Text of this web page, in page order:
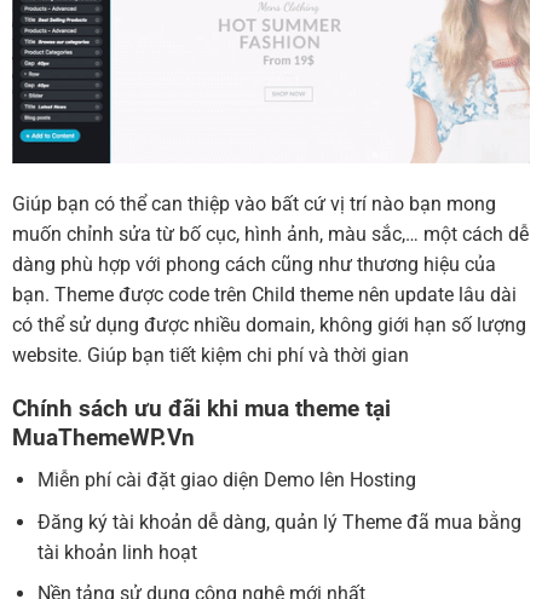
Giúp bạn có thể can thiệp vào bất cứ vị trí nào bạn mong
muốn chỉnh sửa từ bố cục, hình ảnh, màu sắc,… một cách dễ
dàng phù hợp với phong cách cũng như thương hiệu của
bạn. Theme được code trên Child theme nên update lâu dài
có thể sử dụng được nhiều domain, không giới hạn số lượng
website. Giúp bạn tiết kiệm chi phí và thời gian
Chính sách ưu đãi khi mua theme tại
MuaThemeWP.Vn
Miễn phí cài đặt giao diện Demo lên Hosting
Đăng ký tài khoản dễ dàng, quản lý Theme đã mua bằng
tài khoản linh hoạt
Nền tảng sử dụng công nghệ mới nhất